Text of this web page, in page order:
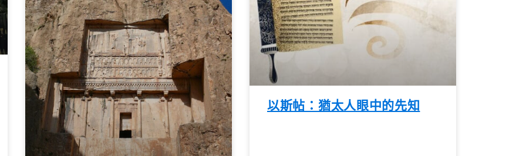
以斯帖：猶太人眼中的先知